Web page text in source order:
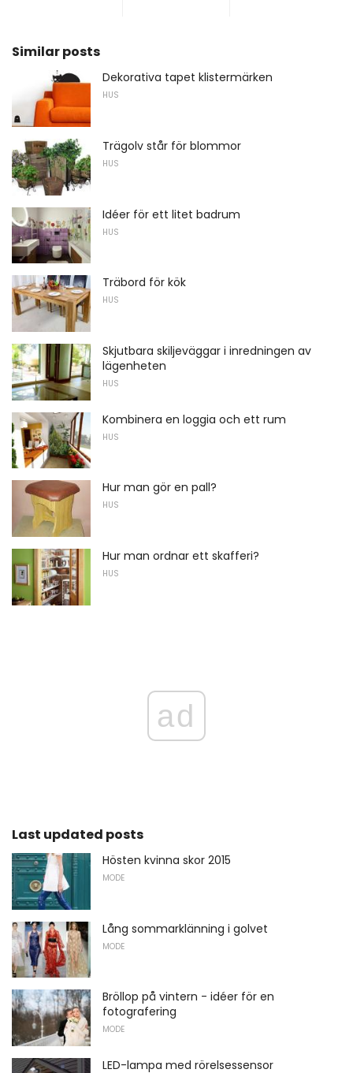
Similar posts
Dekorativa tapet klistermärken
HUS
Trägolv står för blommor
HUS
Idéer för ett litet badrum
HUS
Träbord för kök
HUS
Skjutbara skiljeväggar i inredningen av
lägenheten
HUS
Kombinera en loggia och ett rum
HUS
Hur man gör en pall?
HUS
Hur man ordnar ett skafferi?
HUS
ad
Last updated posts
Hösten kvinna skor 2015
MODE
Lång sommarklänning i golvet
MODE
Bröllop på vintern - idéer för en
fotografering
MODE
LED-lampa med rörelsessensor